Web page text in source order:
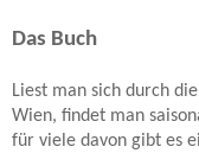
Das Buch
Liest man sich durch
Wien, findet man
für viele davon gibt es